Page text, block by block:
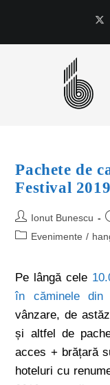
Pachete de
Festival 2019
Ionut Bunescu
Evenimente /
Pe lângă cele
în căminele din
vânzare, de
și altfel de
acces + brățară
hoteluri cu